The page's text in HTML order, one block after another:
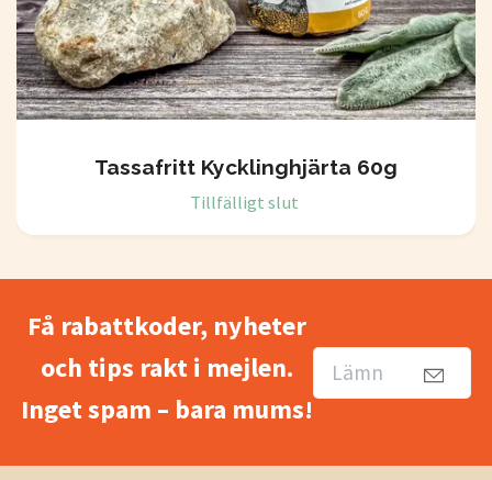
Tassafritt Kycklinghjärta 60g
Tillfälligt slut
Få rabattkoder, nyheter
och tips rakt i mejlen.
Inget spam – bara mums!